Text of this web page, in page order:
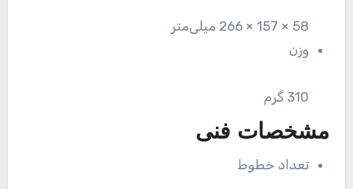
58 × 157 × 266 میلی‌متر
وزن
310 گرم
مشخصات فنی
تعداد خطوط